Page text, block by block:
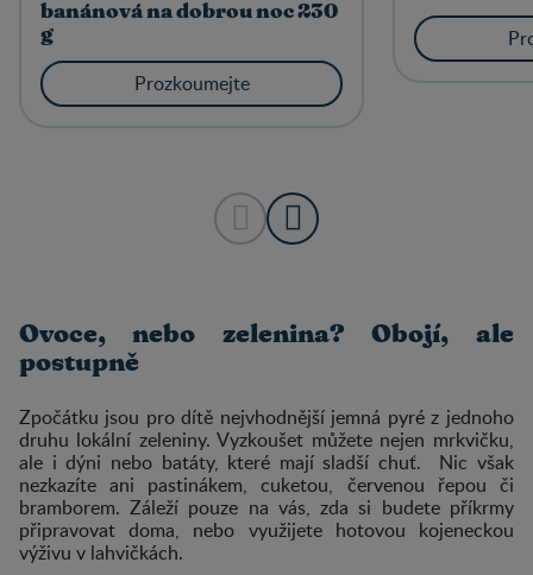
banánová na dobrou noc 230
g
Prozkoumejte
Ovoce, nebo zelenina? Obojí, ale
postupně
Zpočátku jsou pro dítě nejvhodnější jemná pyré z jednoho
druhu lokální zeleniny. Vyzkoušet můžete nejen mrkvičku,
ale i dýni nebo batáty, které mají sladší chuť. Nic však
nezkazíte ani pastinákem, cuketou, červenou řepou či
bramborem. Záleží pouze na vás, zda si budete příkrmy
připravovat doma, nebo využijete hotovou kojeneckou
výživu v lahvičkách.